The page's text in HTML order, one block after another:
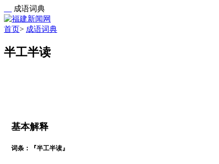
成语词典
首页> 成语词典
半工半读
基本解释
词条：『半工半读』